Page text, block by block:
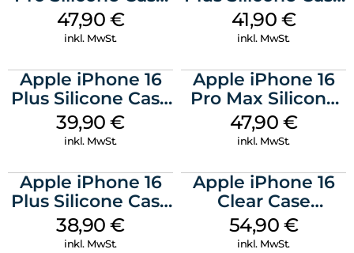
MagSafe Denim
47,90 €
inkl. MwSt.
MagSafe Stone
Gray
41,90 €
inkl. MwSt.
Apple iPhone 16
Plus Silicone Case
MagSafe Plum
39,90€
inkl. MwSt.
Apple iPhone 16
Pro Max Silicone
Case MagSafe
Black
47,90 €
inkl. MwSt.
Apple iPhone 16
Plus Silicone Case
MagSafe Denim
38,90€
inkl. MwSt.
Apple iPhone 16
Clear Case
MagSafe
Transparent
54,90 €
inkl. MwSt.